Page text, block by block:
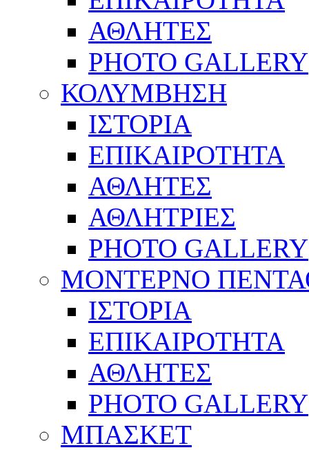
ΑΘΛΗΤΕΣ
PHOTO GALLERY
ΚΟΛΥΜΒΗΣΗ
ΙΣΤΟΡΙΑ
ΕΠΙΚΑΙΡΟΤΗΤΑ
ΑΘΛΗΤΕΣ
ΑΘΛΗΤΡΙΕΣ
PHOTO GALLERY
ΜΟΝΤΕΡΝΟ
ΙΣΤΟΡΙΑ
ΕΠΙΚΑΙΡΟΤΗΤΑ
ΑΘΛΗΤΕΣ
PHOTO GALLERY
ΜΠΑΣΚΕΤ